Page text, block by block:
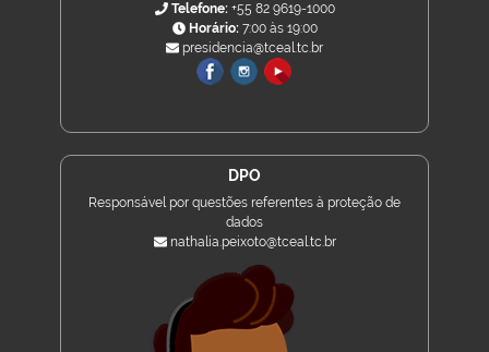
Telefone:+55 82 9619-1000
Horário:7:00 às 19:00
presidencia@tceal.tc.br
DPO
Responsável por questões referentes à proteção de
dados
nathalia.peixoto@tceal.tc.br